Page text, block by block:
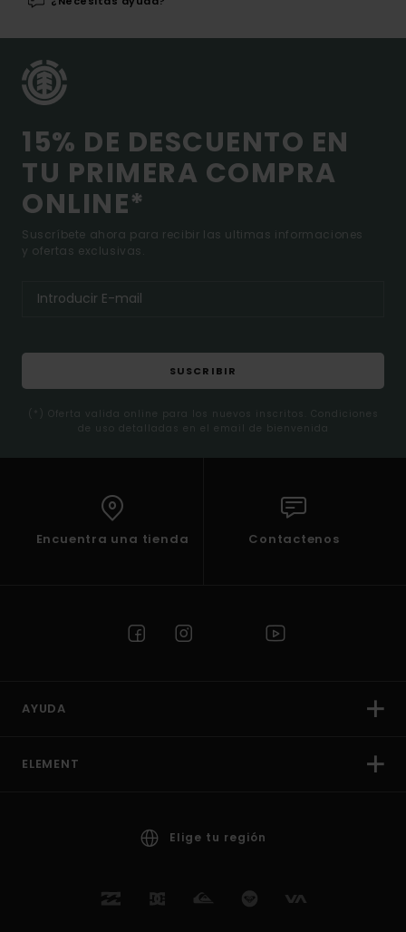
15% DE DESCUENTO EN
TU PRIMERA COMPRA
ONLINE*
Suscríbete ahora para recibir las ultimas informaciones
y ofertas exclusivas.
SUSCRIBIR
(*) Oferta valida online para los nuevos inscritos. Condiciones
de uso detalladas en el email de bienvenida
Encuentra una tienda Contactenos
AYUDA
ELEMENT
Elige tu región